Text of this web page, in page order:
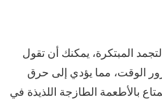
المبتكرة، يمكنك أن تقول
الوقت، مما يؤدي إلى حرق
ديجيتال يمكنك الاستمتاع بالأطعمة الطازجة اللذيذة في